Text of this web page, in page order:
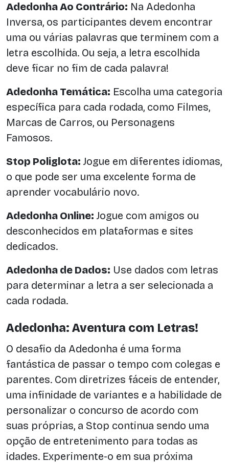
Adedonha Ao Contrário: Na Adedonha
Inversa, os participantes devem encontrar
uma ou várias palavras que terminem com a
letra escolhida. Ou seja, a letra escolhida
deve ficar no fim de cada palavra!
Adedonha Temática: Escolha uma categoria
específica para cada rodada, como Filmes,
Marcas de Carros, ou Personagens
Famosos.
Stop Poliglota: Jogue em diferentes idiomas,
o que pode ser uma excelente forma de
aprender vocabulário novo.
Adedonha Online: Jogue com amigos ou
desconhecidos em plataformas e sites
dedicados.
Adedonha de Dados: Use dados com letras
para determinar a letra a ser selecionada a
cada rodada.
Adedonha: Aventura com Letras!
O desafio da Adedonha é uma forma
fantástica de passar o tempo com colegas e
parentes. Com diretrizes fáceis de entender,
uma infinidade de variantes e a habilidade de
personalizar o concurso de acordo com
suas próprias, a Stop continua sendo uma
opção de entretenimento para todas as
idades. Experimente-o em sua próxima